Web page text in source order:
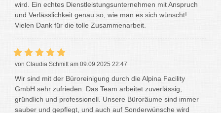
wird. Ein echtes Dienstleistungsunternehmen mit Anspruch
und Verlässlichkeit genau so, wie man es sich wünscht!
Vielen Dank für die tolle Zusammenarbeit.
von Claudia Schmitt am 09.09.2025 22:47
Wir sind mit der Büroreinigung durch die Alpina Facility
GmbH sehr zufrieden. Das Team arbeitet zuverlässig,
gründlich und professionell. Unsere Büroräume sind immer
sauber und gepflegt, und auch auf Sonderwünsche wird